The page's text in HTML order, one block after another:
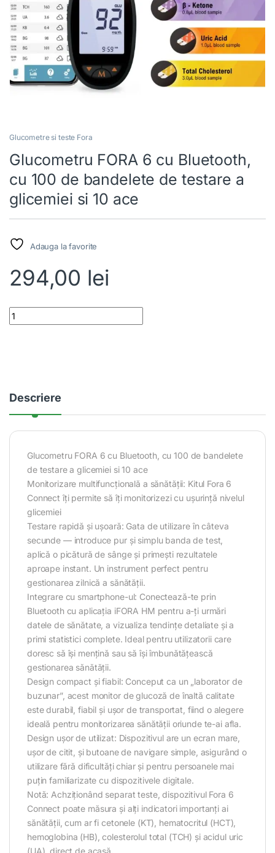
Glucometre si teste Fora
Glucometru FORA 6 cu Bluetooth,
cu 100 de bandelete de testare a
glicemiei si 10 ace
Adauga la favorite
294,00 lei
Glucometru FORA 6 cu Bluetooth, cu 100 de bandelete de
Descriere
Glucometru FORA 6 cu Bluetooth, cu 100 de bandelete
de testare a glicemiei si 10 ace
Monitorizare multifuncțională a sănătății: Kitul Fora 6
Connect îți permite să îți monitorizezi cu ușurință nivelul
glicemiei
Testare rapidă și ușoară: Gata de utilizare în câteva
secunde — introduce pur și simplu banda de test,
aplică o picătură de sânge și primești rezultatele
aproape instant. Un instrument perfect pentru
gestionarea zilnică a sănătății.
Integrare cu smartphone-ul: Conectează-te prin
Bluetooth cu aplicația iFORA HM pentru a-ți urmări
datele de sănătate, a vizualiza tendințe detaliate și a
primi statistici complete. Ideal pentru utilizatorii care
doresc să își mențină sau să își îmbunătățească
gestionarea sănătății.
Design compact și fiabil: Conceput ca un „laborator de
buzunar”, acest monitor de glucoză de înaltă calitate
este durabil, fiabil și ușor de transportat, fiind o alegere
ideală pentru monitorizarea sănătății oriunde te-ai afla.
Design ușor de utilizat: Dispozitivul are un ecran mare,
ușor de citit, și butoane de navigare simple, asigurând o
utilizare fără dificultăți chiar și pentru persoanele mai
puțin familiarizate cu dispozitivele digitale.
Notă: Achziționând separat teste, dispozitivul Fora 6
Connect poate măsura și alți indicatori importanți ai
sănătății, cum ar fi cetonele (KT), hematocritul (HCT),
hemoglobina (HB), colesterolul total (TCH) și acidul uric
(UA), direct de acasă.